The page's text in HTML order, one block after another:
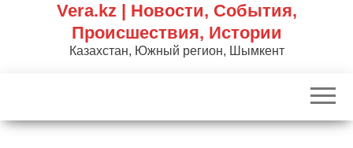
к
р
Vera.kz | Новости, События,
Происшествия, Истории
Казахстан, Южный регион, Шымкент